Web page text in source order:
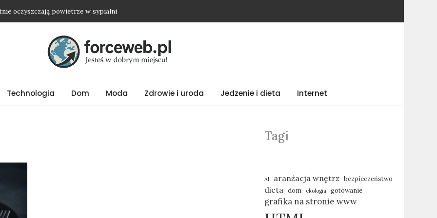
oczyszczają powietrze w sypialni
nawet najprostszy strój
oversize?
biżuterię ze stali chirurgicznej?
Technologia Dom Moda Zdrowie i uroda Jedzenie i dieta Internet
Tagi
AI aranżacja wnętrz bezpieczeństwo
dieta dom ekologia gotowanie
grafika na stronie www